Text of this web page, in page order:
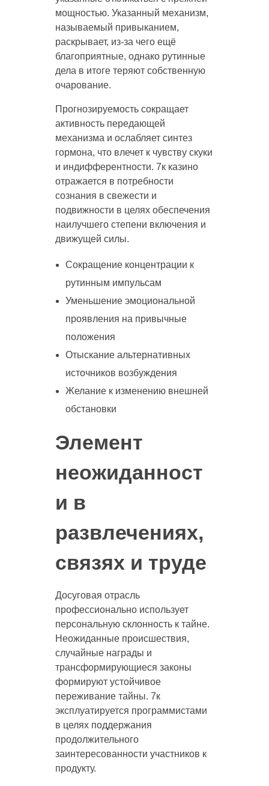
мощностью. Указанный механизм,
называемый привыканием,
раскрывает, из-за чего ещё
благоприятные, однако рутинные
дела в итоге теряют собственную
очарование.
Прогнозируемость сокращает
активность передающей
механизма и ослабляет синтез
гормона, что влечет к чувству скуки
и индифферентности. 7к казино
отражается в потребности
сознания в свежести и
подвижности в целях обеспечения
наилучшего степени включения и
движущей силы.
Сокращение концентрации к
рутинным импульсам
Уменьшение эмоциональной
проявления на привычные
положения
Отыскание альтернативных
источников возбуждения
Желание к изменению внешней
обстановки
Элемент
неожиданност
и в
развлечениях,
связях и труде
Досуговая отрасль
профессионально использует
персональную склонность к тайне.
Неожиданные происшествия,
случайные награды и
трансформирующиеся законы
формируют устойчивое
переживание тайны. 7к
эксплуатируется программистами
в целях поддержания
продолжительного
заинтересованности участников к
продукту.